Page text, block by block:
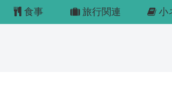
食事 旅行関連 小